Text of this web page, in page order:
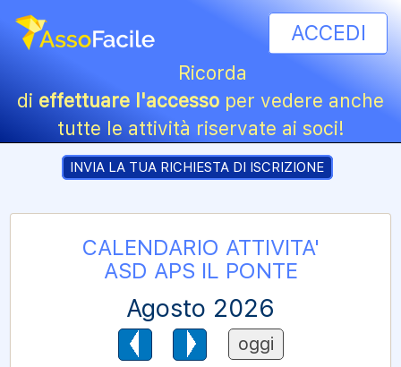
ACCEDI
Ricorda
di effettuare l'accesso per vedere anche
tutte le attività riservate ai soci!
INVIA LA TUA RICHIESTA DI ISCRIZIONE
CALENDARIO ATTIVITA'
ASD APS IL PONTE
Agosto 2026
oggi